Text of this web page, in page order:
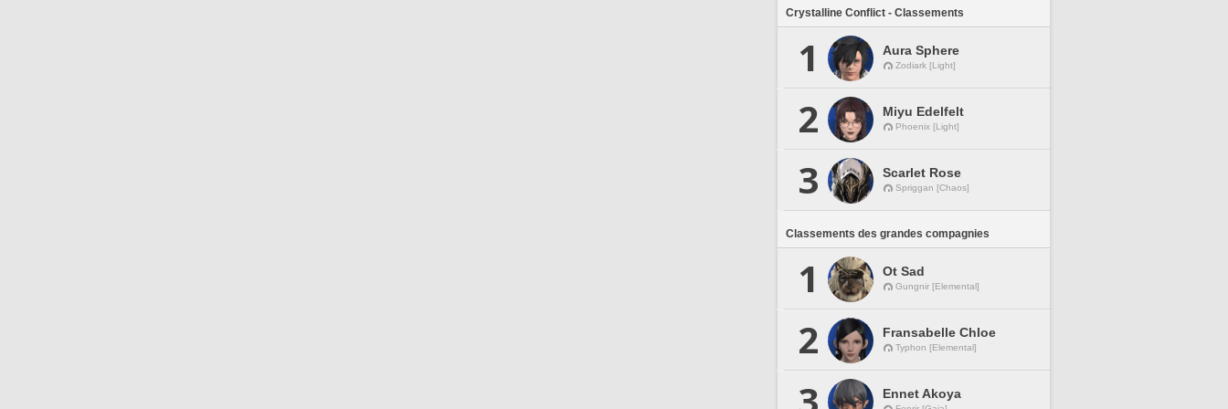
Crystalline Conflict - Classements
1 Aura Sphere
Zodiark [Light]
2 Miyu Edelfelt
Phoenix [Light]
3 Scarlet Rose
Spriggan [Chaos]
Classements des grandes compagnies
1 Ot Sad
Gungnir [Elemental]
2 Fransabelle Chloe
Typhon [Elemental]
Ennet Akoya